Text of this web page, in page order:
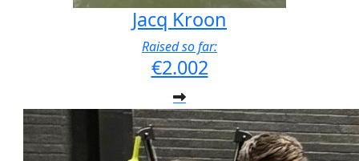
Jacq Kroon
Raised so far:
€2.002